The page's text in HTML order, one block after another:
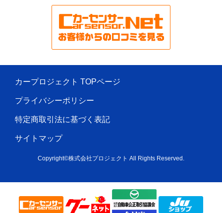
カープロジェクト TOPページ
プライバシーポリシー
特定商取引法に基づく表記
サイトマップ
Copyright©株式会社プロジェクト All Rights Reserved.